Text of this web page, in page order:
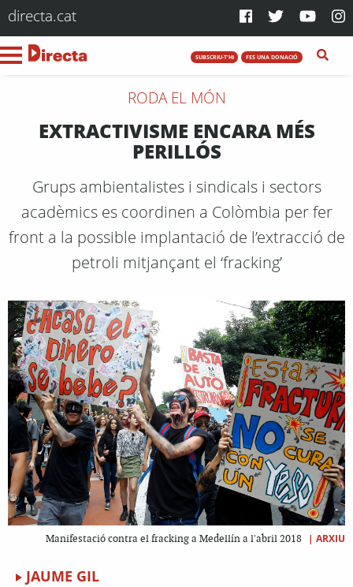
directa.cat
SUBSCRIU-T'HI FES UNA DONACIÓ
RODA EL MÓN
EXTRACTIVISME ENCARA MÉS
PERILLÓS
Grups ambientalistes i sindicals i sectors
acadèmics es coordinen a Colòmbia per fer
front a la possible implantació de l’extracció de
petroli mitjançant el ‘fracking’
Manifestació contra el fracking a Medellín a l'abril 2018 | ARXIU
JAUME GIL